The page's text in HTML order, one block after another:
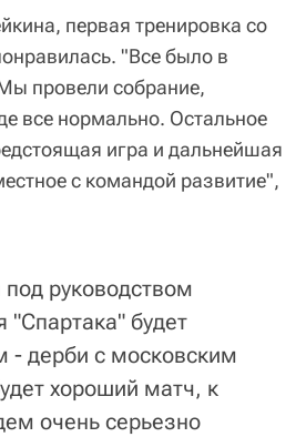
первая тренировка со
"Все было в
провели собрание,
все нормально. Остальное
игра и дальнейшая
с командой развитие",
руководством
"Спартака" будет
- дерби с московским
хороший матч, к
очень серьезно